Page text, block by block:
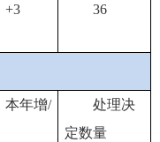
+3 36
本年增/
处理决
定数量